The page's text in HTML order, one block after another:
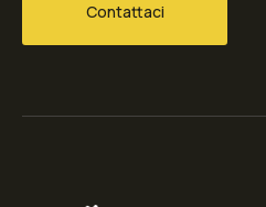
Contattaci